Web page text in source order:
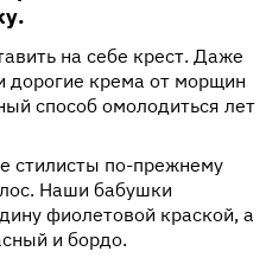
на себе крест. Даже
дорогие крема от морщин
способ омолодиться лет
стилисты по-прежнему
Наши бабушки
фиолетовой краской, а
и бордо.